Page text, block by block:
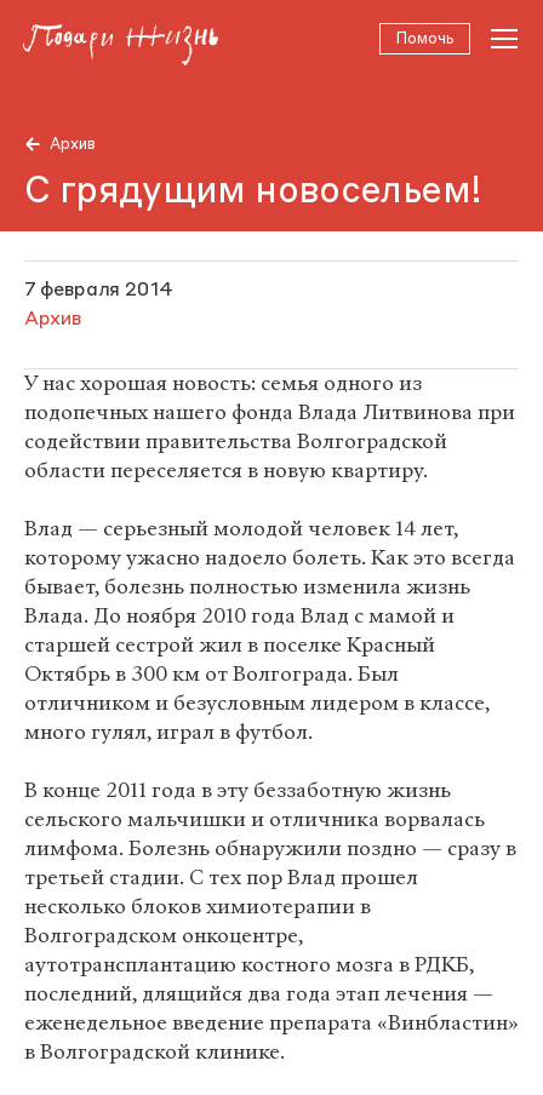
Помочь
Архив
С грядущим новосельем!
7 февраля 2014
Архив
У нас хорошая новость: семья одного из
подопечных нашего фонда Влада Литвинова при
содействии правительства Волгоградской
области переселяется в новую квартиру.
Влад — серьезный молодой человек 14 лет,
которому ужасно надоело болеть. Как это всегда
бывает, болезнь полностью изменила жизнь
Влада. До ноября 2010 года Влад с мамой и
старшей сестрой жил в поселке Красный
Октябрь в 300 км от Волгограда. Был
отличником и безусловным лидером в классе,
много гулял, играл в футбол.
В конце 2011 года в эту беззаботную жизнь
сельского мальчишки и отличника ворвалась
лимфома. Болезнь обнаружили поздно — сразу в
третьей стадии. С тех пор Влад прошел
несколько блоков химиотерапии в
Волгоградском онкоцентре,
аутотрансплантацию костного мозга в РДКБ,
последний, длящийся два года этап лечения —
еженедельное введение препарата «Винбластин»
в Волгоградской клинике.